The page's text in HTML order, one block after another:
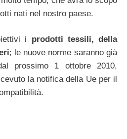
nati nel nostro paese.
i prodotti tessili, della
; le nuove norme saranno già
prossimo 1 ottobre 2010,
la notifica della Ue per il